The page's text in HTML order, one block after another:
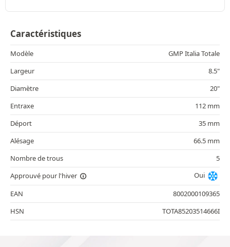
Caractéristiques
Modèle
GMP Italia Totale
Largeur
8.5"
Diamètre
20"
Entraxe
112 mm
Déport
35 mm
Alésage
66.5 mm
Nombre de trous
5
Approuvé pour l'hiver
Oui
EAN
8002000109365
HSN
TOTA85203514666I